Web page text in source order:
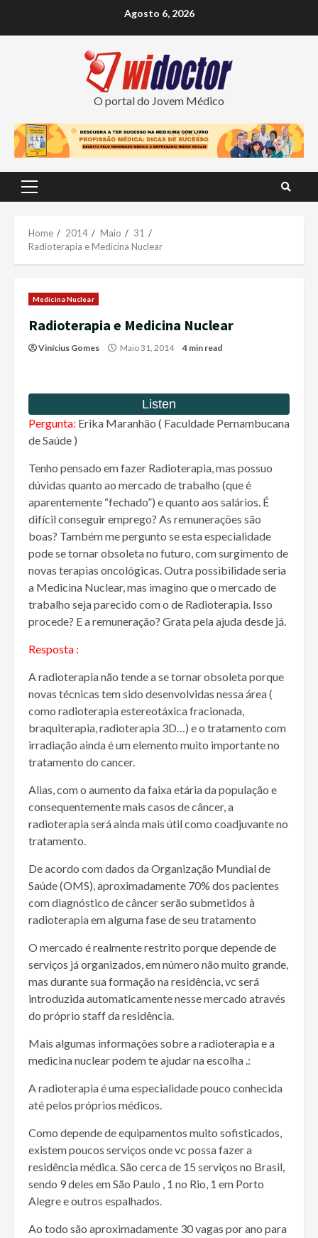
Agosto 6, 2026
O portal do Jovem Médico
Primary
Home 2014 Maio
31
Radioterapia e Medicina Nuclear
Medicina Nuclear
Radioterapia e Medicina Nuclear
Vinícius Gomes Maio 31, 2014 4 min read
Pergunta: Erika Maranhão ( Faculdade Pernambucana
de Saúde )
Tenho pensado em fazer Radioterapia, mas possuo
dúvidas quanto ao mercado de trabalho (que é
aparentemente “fechado”) e quanto aos salários. É
difícil conseguir emprego? As remunerações são
boas? Também me pergunto se esta especialidade
pode se tornar obsoleta no futuro, com surgimento de
novas terapias oncológicas. Outra possibilidade seria
a Medicina Nuclear, mas imagino que o mercado de
trabalho seja parecido com o de Radioterapia. Isso
procede? E a remuneração? Grata pela ajuda desde já.
Resposta :
A radioterapia não tende a se tornar obsoleta porque
novas técnicas tem sido desenvolvidas nessa área (
como radioterapia estereotáxica fracionada,
braquiterapia, radioterapia 3D…) e o tratamento com
irradiação ainda é um elemento muito importante no
tratamento do cancer.
Alias, com o aumento da faixa etária da população e
consequentemente mais casos de câncer, a
radioterapia será ainda mais útil como coadjuvante no
tratamento.
De acordo com dados da Organização Mundial de
Saúde (OMS), aproximadamente 70% dos pacientes
com diagnóstico de câncer serão submetidos à
radioterapia em alguma fase de seu tratamento
O mercado é realmente restrito porque depende de
serviços já organizados, em número não muito grande,
mas durante sua formação na residência, vc será
introduzida automaticamente nesse mercado através
do próprio staff da residência.
Mais algumas informações sobre a radioterapia e a
medicina nuclear podem te ajudar na escolha .:
A radioterapia é uma especialidade pouco conhecida
até pelos próprios médicos.
Como depende de equipamentos muito sofisticados,
existem poucos serviços onde vc possa fazer a
residência médica. São cerca de 15 serviços no Brasil,
sendo 9 deles em São Paulo , 1 no Rio, 1 em Porto
Alegre e outros espalhados.
Ao todo são aproximadamente 30 vagas por ano para